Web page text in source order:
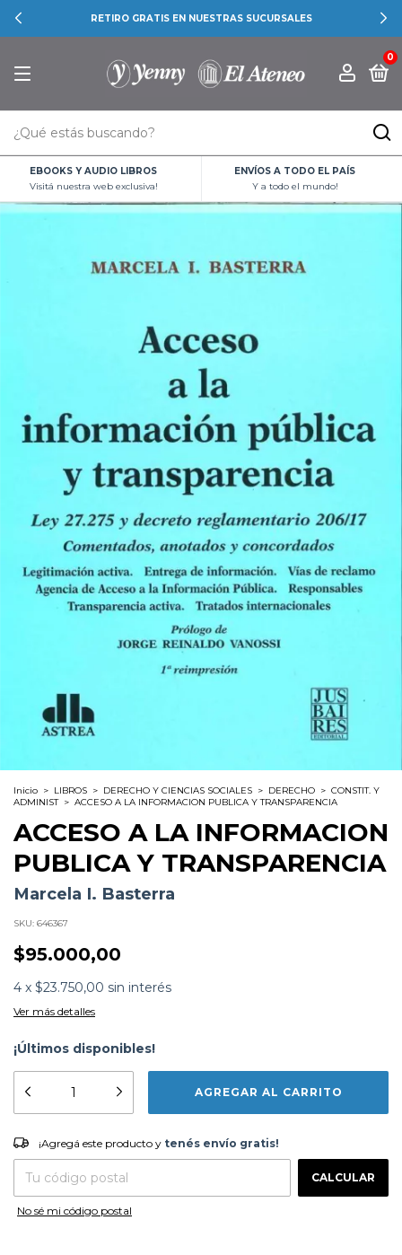
RETIRO GRATIS EN NUESTRAS SUCURSALES
0
EBOOKS Y AUDIO LIBROS
Visitá nuestra web exclusiva!
ENVÍOS A TODO EL PAÍS
Y a todo el mundo!
Inicio > LIBROS > DERECHO Y CIENCIAS SOCIALES > DERECHO > CONSTIT. Y
ADMINIST > ACCESO A LA INFORMACION PUBLICA Y TRANSPARENCIA
ACCESO A LA INFORMACION
PUBLICA Y TRANSPARENCIA
Marcela I. Basterra
SKU: 646367
$95.000,00
4 x $23.750,00 sin interés
Ver más detalles
¡Últimos disponibles!
¡Agregá este producto ytenés envío gratis!
Entregas para el CP: CAMBIAR CP
¡Agregá este producto y tenés envío gratis!
CALCULAR
No sé mi código postal
Formato:
LIBROS
Editorial:
Astrea
Encuadernación:Tapa Blanda
ISBN:9789877062069
Fecha Publicación:03/2018
Sinópsis